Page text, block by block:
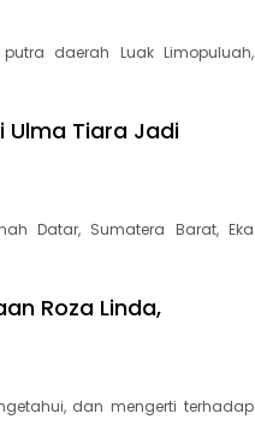
putra daerah Luak Limopuluah,
Ulma Tiara Jadi
Datar, Sumatera Barat, Eka
Roza Linda,
dan mengerti terhadap